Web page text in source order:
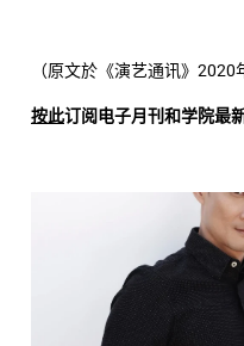
（原文於《演艺通讯》2020
按此订阅电子月刊和学院最